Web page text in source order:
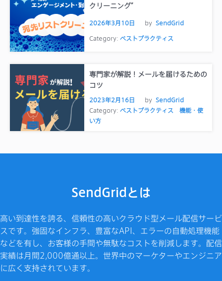
クリーニング”
2026年3月10日 by SendGrid
Category: ベストプラクティス
専門家が解説！メールを届けるための
コツ
2023年2月16日 by SendGrid
Category: ベストプラクティス
機能・使
い方
SendGridとは
高い到達性を誇る、信頼性の高いクラウド型メール配信サービ
スです。強固なインフラ、豊富なAPI、エラーの自動処理機能
などを有し、お客様の手間や無駄なコストを削減します。配信
実績は月間2,000億通以上。世界中のマーケターやエンジニア
に広く支持されています。